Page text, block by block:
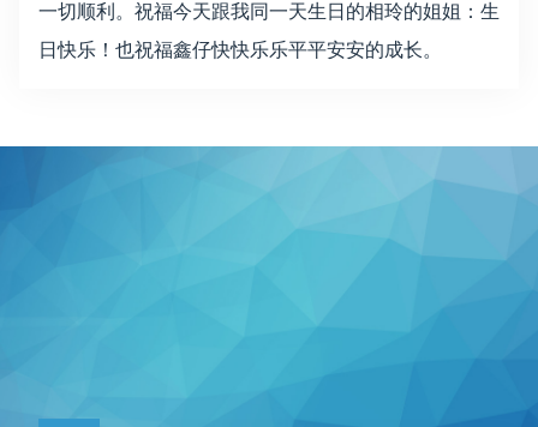
一切顺利。祝福今天跟我同一天生日的相玲的姐姐：生
日快乐！也祝福鑫仔快快乐乐平平安安的成长。